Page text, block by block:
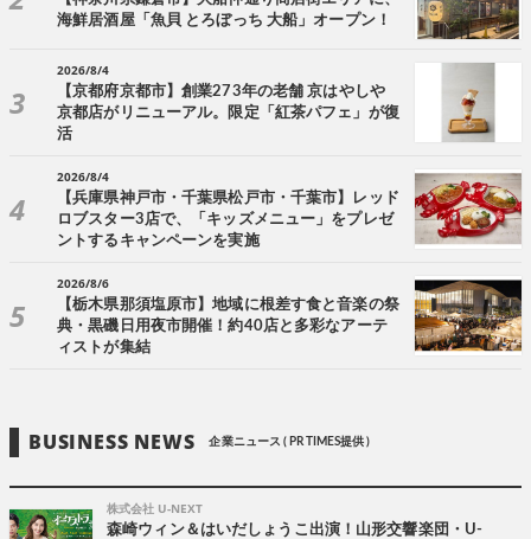
海鮮居酒屋「魚貝 とろぼっち 大船」オープン！
2026/8/4
【京都府京都市】創業273年の老舗 京はやしや
京都店がリニューアル。限定「紅茶パフェ」が復
活
2026/8/4
【兵庫県神戸市・千葉県松戸市・千葉市】レッド
ロブスター3店で、「キッズメニュー」をプレゼ
ントするキャンペーンを実施
2026/8/6
【栃木県那須塩原市】地域に根差す食と音楽の祭
典・黒磯日用夜市開催！約40店と多彩なアーテ
ィストが集結
BUSINESS NEWS 企業ニュース ( PR TIMES提供 )
株式会社 U-NEXT
森崎ウィン＆はいだしょうこ出演！山形交響楽団・U-